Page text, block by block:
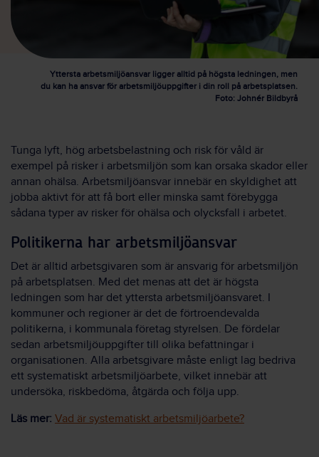
Yttersta arbetsmiljöansvar ligger alltid på högsta ledningen, men
du kan ha ansvar för arbetsmiljöuppgifter i din roll på arbetsplatsen.
Foto: Johnér Bildbyrå
Tunga lyft, hög arbetsbelastning och risk för våld är
exempel på risker i arbetsmiljön som kan orsaka skador eller
annan ohälsa. Arbetsmiljöansvar innebär en skyldighet att
jobba aktivt för att få bort eller minska samt förebygga
sådana typer av risker för ohälsa och olycksfall i arbetet.
Politikerna har arbetsmiljöansvar
Det är alltid arbetsgivaren som är ansvarig för arbetsmiljön
på arbetsplatsen. Med det menas att det är högsta
ledningen som har det yttersta arbetsmiljöansvaret. I
kommuner och regioner är det de förtroendevalda
politikerna, i kommunala företag styrelsen. De fördelar
sedan arbetsmiljöuppgifter till olika befattningar i
organisationen. Alla arbetsgivare måste enligt lag bedriva
ett systematiskt arbetsmiljöarbete, vilket innebär att
undersöka, riskbedöma, åtgärda och följa upp.
Läs mer: Vad är systematiskt arbetsmiljöarbete?